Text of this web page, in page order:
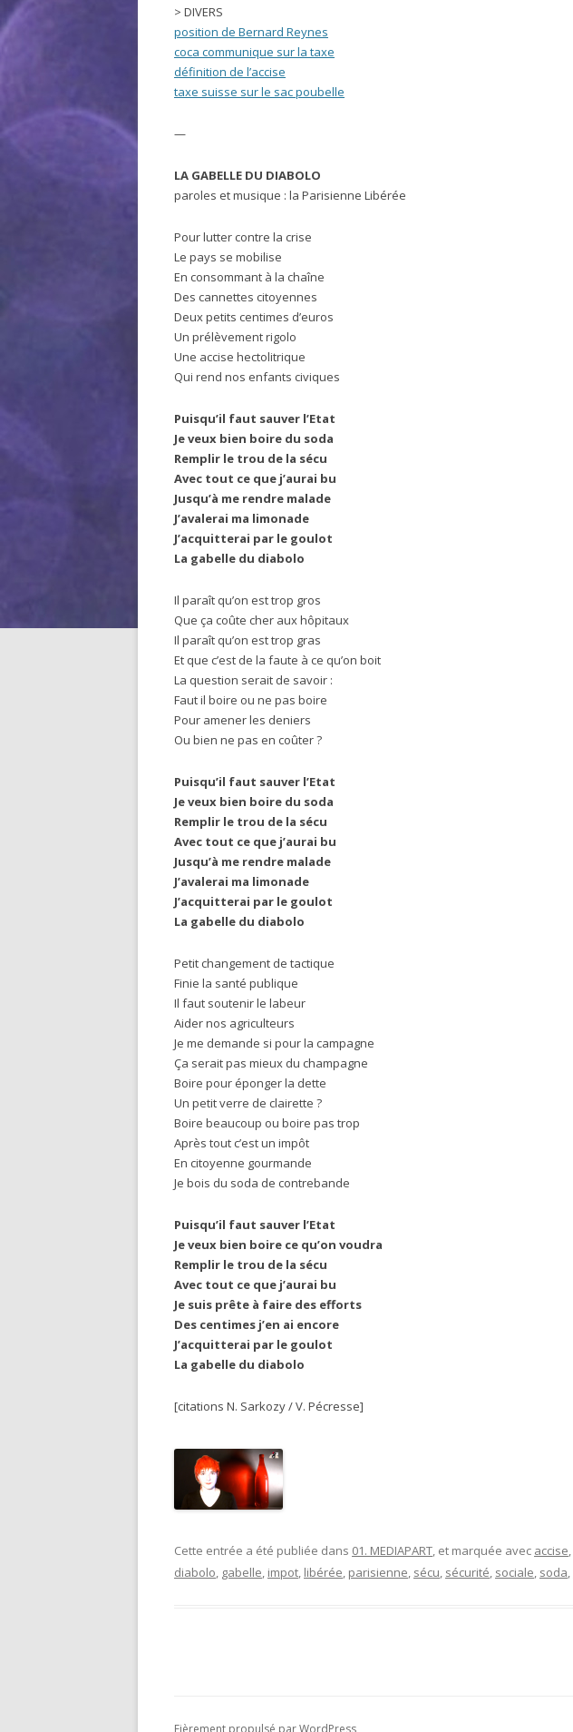
> DIVERS
position de Bernard Reynes
coca communique sur la taxe
définition de l’accise
taxe suisse sur le sac poubelle
—
LA GABELLE DU DIABOLO
paroles et musique : la Parisienne Libérée
Pour lutter contre la crise
Le pays se mobilise
En consommant à la chaîne
Des cannettes citoyennes
Deux petits centimes d’euros
Un prélèvement rigolo
Une accise hectolitrique
Qui rend nos enfants civiques
Puisqu’il faut sauver l’Etat
Je veux bien boire du soda
Remplir le trou de la sécu
Avec tout ce que j’aurai bu
Jusqu’à me rendre malade
J’avalerai ma limonade
J’acquitterai par le goulot
La gabelle du diabolo
Il paraît qu’on est trop gros
Que ça coûte cher aux hôpitaux
Il paraît qu’on est trop gras
Et que c’est de la faute à ce qu’on boit
La question serait de savoir :
Faut il boire ou ne pas boire
Pour amener les deniers
Ou bien ne pas en coûter ?
Puisqu’il faut sauver l’Etat
Je veux bien boire du soda
Remplir le trou de la sécu
Avec tout ce que j’aurai bu
Jusqu’à me rendre malade
J’avalerai ma limonade
J’acquitterai par le goulot
La gabelle du diabolo
Petit changement de tactique
Finie la santé publique
Il faut soutenir le labeur
Aider nos agriculteurs
Je me demande si pour la campagne
Ça serait pas mieux du champagne
Boire pour éponger la dette
Un petit verre de clairette ?
Boire beaucoup ou boire pas trop
Après tout c’est un impôt
En citoyenne gourmande
Je bois du soda de contrebande
Puisqu’il faut sauver l’Etat
Je veux bien boire ce qu’on voudra
Remplir le trou de la sécu
Avec tout ce que j’aurai bu
Je suis prête à faire des efforts
Des centimes j’en ai encore
J’acquitterai par le goulot
La gabelle du diabolo
[citations N. Sarkozy / V. Pécresse]
Cette entrée a été publiée dans 01. MEDIAPART, et marquée avec accise,
diabolo, gabelle, impot, libérée, parisienne, sécu, sécurité, sociale, soda,
Fièrement propulsé par WordPress